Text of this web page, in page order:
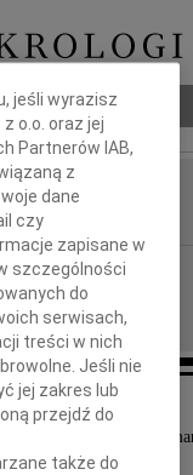
zawiadamiamy,
r. w wieku 61 lat
jeśli wyrazisz
o.o. oraz jej
Partnerów IAB,
z
dane
czy
zapisane w
szczególności
do
serwisach,
treści w nich
Jeśli nie
jej zakres lub
przejdź do
także do